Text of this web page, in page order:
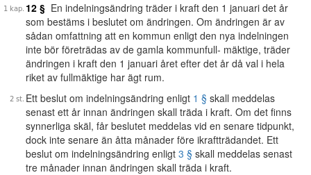
12 § En indelningsändring träder i kraft den 1 januari det år
som bestäms i beslutet om ändringen. Om ändringen är av
sådan omfattning att en kommun enligt den nya indelningen
inte bör företrädas av de gamla kommunfull- mäktige, träder
ändringen i kraft den 1 januari året efter det år då val i hela
riket av fullmäktige har ägt rum.
Ett beslut om indelningsändring enligt 1 § skall meddelas
senast ett år innan ändringen skall träda i kraft. Om det finns
synnerliga skäl, får beslutet meddelas vid en senare tidpunkt,
dock inte senare än åtta månader före ikraftträdandet. Ett
beslut om indelningsändring enligt 3 § skall meddelas senast
tre månader innan ändringen skall träda i kraft.